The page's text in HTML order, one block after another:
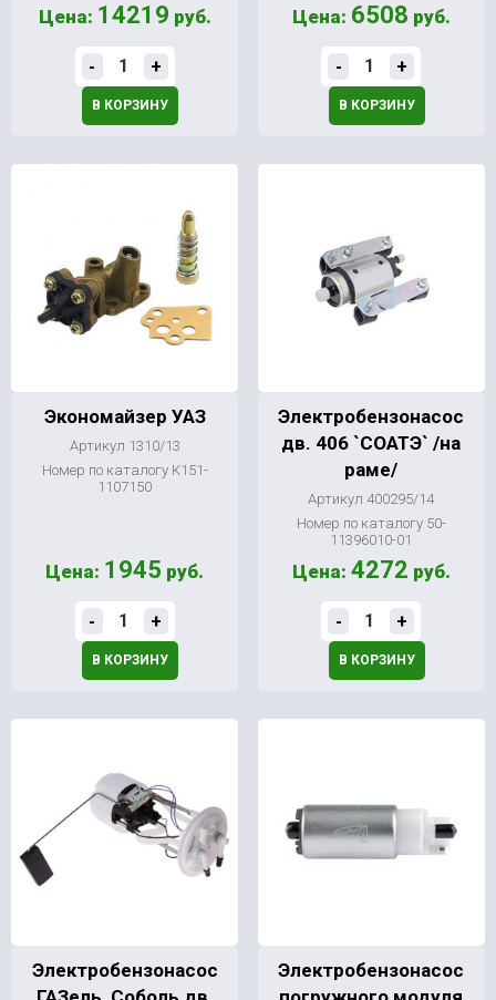
Цена: 14219 руб.
- +
В КОРЗИНУ
Цена: 6508 руб.
- +
В КОРЗИНУ
Экономайзер УАЗ
Артикул 1310/13
Номер по каталогу К151-
1107150
Цена: 1945 руб.
- +
В КОРЗИНУ
Электробензонасос
дв. 406 `СОАТЭ` /на
раме/
Артикул 400295/14
Номер по каталогу 50-
11396010-01
Цена: 4272 руб.
- +
В КОРЗИНУ
Электробензонасос
Электробензонасос